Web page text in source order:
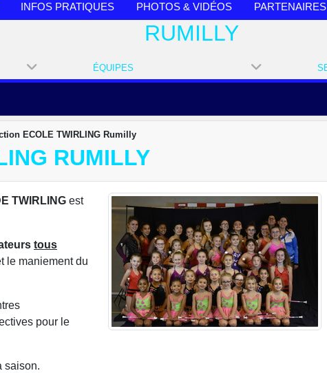
INFOS PRATIQUES PHOTOS & VIDÉOS PARTENAIRES
RUMILLY
ÉQUIPES
ECOLE TWIRLING Rumilly
RUMILLY
TWIRLING est
tous
le maniement du
pour le
saison.